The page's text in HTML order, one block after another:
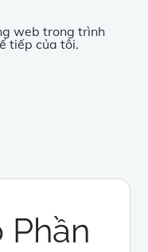
web trong trình
tiếp của tôi.
Phần